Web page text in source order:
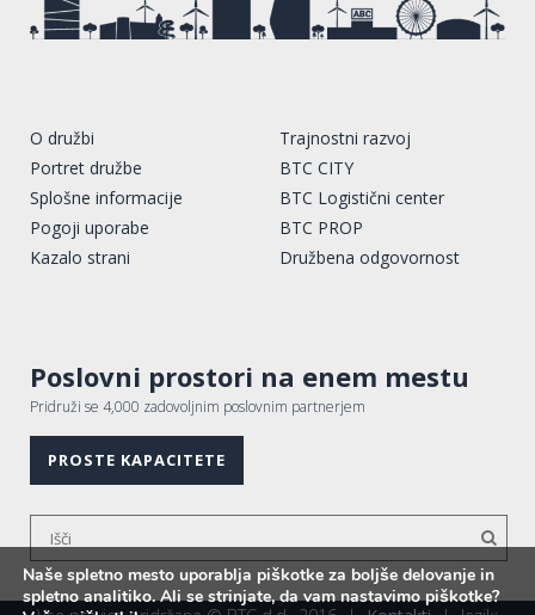
O družbi
Portret družbe
Splošne informacije
Pogoji uporabe
Kazalo strani
Trajnostni razvoj
BTC CITY
BTC Logistični center
BTC PROP
Družbena odgovornost
Poslovni prostori na enem mestu
Pridruži se 4,000 zadovoljnim poslovnim partnerjem
PROSTE KAPACITETE
Naše spletno mesto uporablja piškotke za boljše delovanje in
spletno analitiko. Ali se strinjate, da vam nastavimo piškotke?